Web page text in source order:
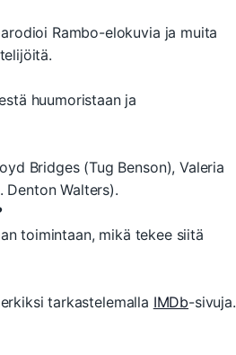
Rambo-elokuvia ja muita
huumoristaan ja
Bridges (Tug Benson), Valeria
Denton Walters).
toimintaan, mikä tekee siitä
tarkastelemalla IMDb-sivuja.